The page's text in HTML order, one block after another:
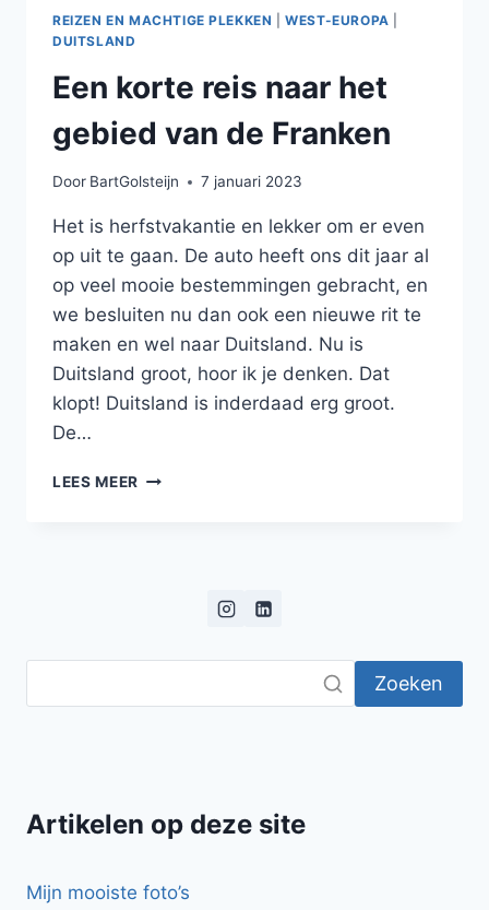
REIZEN EN MACHTIGE PLEKKEN |WEST-EUROPA
DUITSLAND
Een korte reis naar het
gebied van de Franken
Door BartGolsteijn 7 januari 2023
Het is herfstvakantie en lekker om er even
op uit te gaan. De auto heeft ons dit jaar al
op veel mooie bestemmingen gebracht, en
we besluiten nu dan ook een nieuwe rit te
maken en wel naar Duitsland. Nu is
Duitsland groot, hoor ik je denken. Dat
klopt! Duitsland is inderdaad erg groot.
De…
LEES MEER EEN
FRANKEN
Zoeken
Artikelen op deze site
Mijn mooiste foto’s